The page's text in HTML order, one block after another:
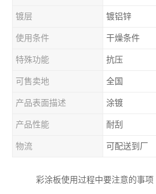
镀层 镀铝锌
使用条件 干燥条件
特殊功能 抗压
可售卖地 全国
产品表面描述 涂镀
产品性能 耐刮
物流 可配送到厂
彩涂板使用过程中要注意的事项